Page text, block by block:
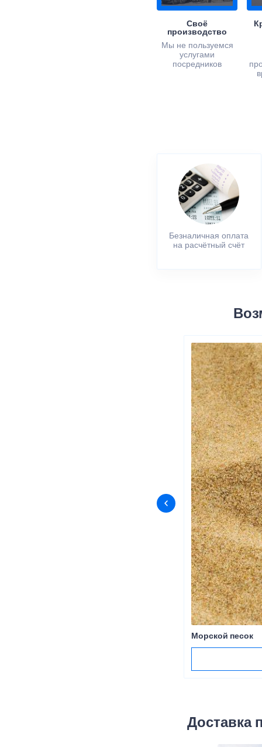
Своё
производство
Мы не пользуемся
услугами
посредников
Безналичная оплата
на расчётный счёт
Морской песок
Доставка